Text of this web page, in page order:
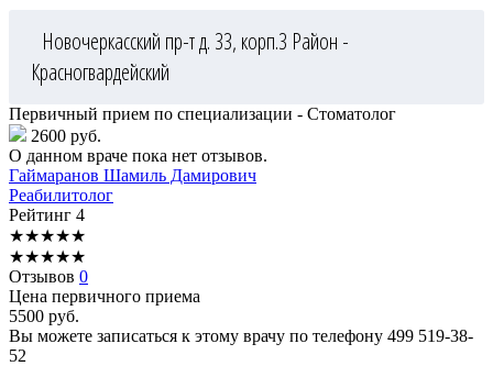
Новочеркасский пр-т д. 33, корп.3 Район -
Красногвардейский
Первичный прием по специализации - Стоматолог
2600 руб.
О данном враче пока нет отзывов.
Гаймаранов Шамиль Дамирович
Реабилитолог
Рейтинг 4
★★★★★
★★★★★
Отзывов 0
Цена первичного приема
5500 руб.
Вы можете записаться к этому врачу по телефону 499 519-38-
52